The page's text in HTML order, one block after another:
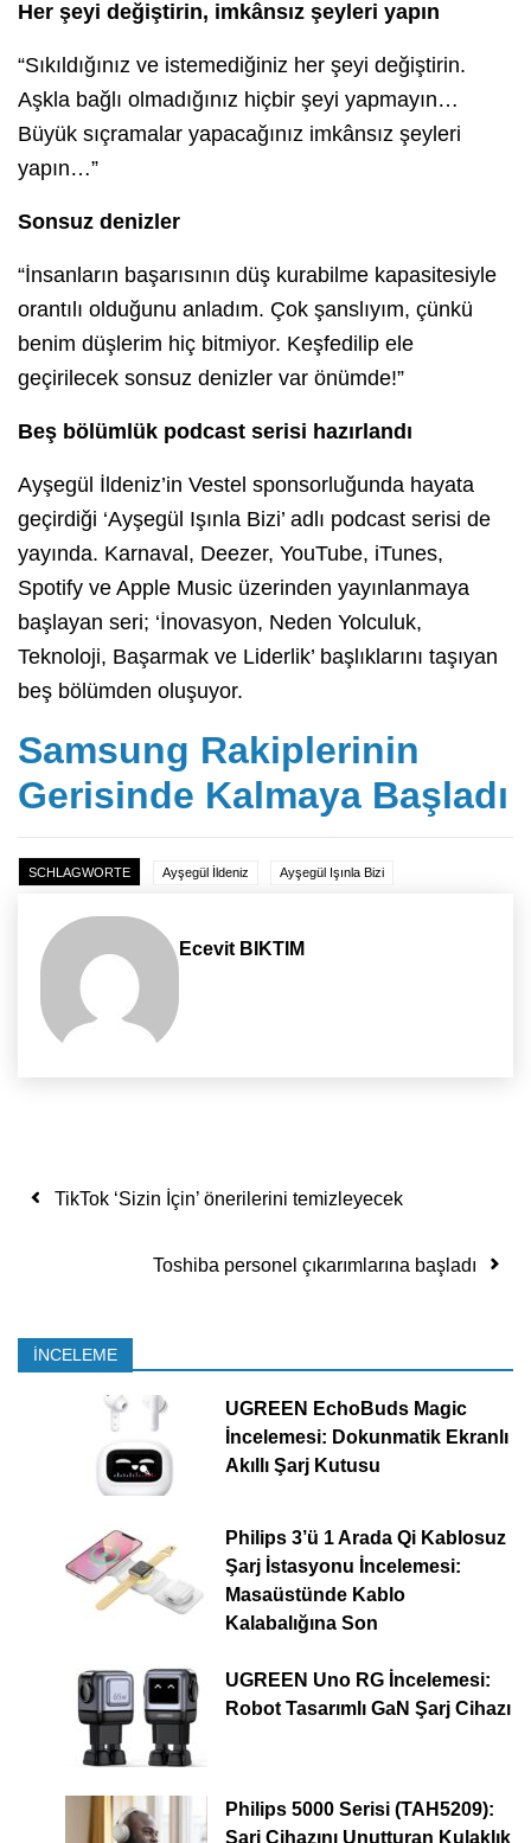
Her şeyi değiştirin, imkânsız şeyleri yapın
“Sıkıldığınız ve istemediğiniz her şeyi değiştirin.
Aşkla bağlı olmadığınız hiçbir şeyi yapmayın…
Büyük sıçramalar yapacağınız imkânsız şeyleri
yapın…”
Sonsuz denizler
“İnsanların başarısının düş kurabilme kapasitesiyle
orantılı olduğunu anladım. Çok şanslıyım, çünkü
benim düşlerim hiç bitmiyor. Keşfedilip ele
geçirilecek sonsuz denizler var önümde!”
Beş bölümlük podcast serisi hazırlandı
Ayşegül İldeniz’in Vestel sponsorluğunda hayata
geçirdiği ‘Ayşegül Işınla Bizi’ adlı podcast serisi de
yayında. Karnaval, Deezer, YouTube, iTunes,
Spotify ve Apple Music üzerinden yayınlanmaya
başlayan seri; ‘İnovasyon, Neden Yolculuk,
Teknoloji, Başarmak ve Liderlik’ başlıklarını taşıyan
beş bölümden oluşuyor.
Samsung Rakiplerinin
Gerisinde Kalmaya Başladı
SCHLAGWORTE Ayşegül İldeniz Ayşegül Işınla Bizi
Ecevit BIKTIM
Yazı dolaşımı
TikTok ‘Sizin İçin’ önerilerini temizleyecek
Toshiba personel çıkarımlarına başladı
İNCELEME
UGREEN EchoBuds Magic
İncelemesi: Dokunmatik Ekranlı
Akıllı Şarj Kutusu
Philips 3’ü 1 Arada Qi Kablosuz
Şarj İstasyonu İncelemesi:
Masaüstünde Kablo
Kalabalığına Son
UGREEN Uno RG İncelemesi:
Robot Tasarımlı GaN Şarj Cihazı
Philips 5000 Serisi (TAH5209):
Şarj Cihazını Unutturan Kulaklık